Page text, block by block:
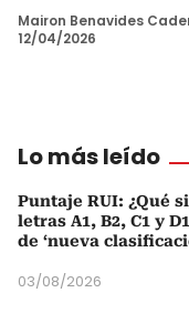
Mairon Benavides
12/04/2026
Lo más leído
Puntaje RUI: ¿Qué
letras A1, B2, C1 y
de ‘nueva
03/08/2026